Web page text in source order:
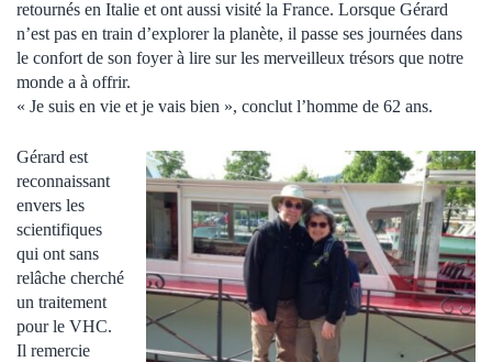
retournés en Italie et ont aussi visité la France. Lorsque Gérard
n’est pas en train d’explorer la planète, il passe ses journées dans
le confort de son foyer à lire sur les merveilleux trésors que notre
monde a à offrir.
« Je suis en vie et je vais bien », conclut l’homme de 62 ans.
Gérard est
reconnaissant
envers les
scientifiques
qui ont sans
relâche cherché
un traitement
pour le VHC.
Il remercie